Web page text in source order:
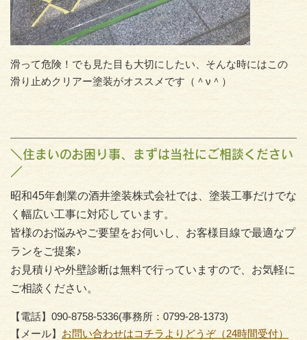
滑って危険！でも見た目も大切にしたい、そんな時にはこの
滑り止めクリアー塗装がオススメです（＾ν＾）
＼住まいのお困り事、まずは当社にご相談ください
／
昭和45年創業の酒井塗装株式会社では、塗装工事だけでな
く幅広い工事に対応しています。
皆様のお悩みやご要望をお伺いし、お客様目線で最適なプ
ランをご提案♪
お見積りや外壁診断は無料で行っていますので、お気軽に
ご相談ください。
【電話】090-8758-5336(事務所：0799-28-1373)
【メール】 お問い合わせはコチラよりどうぞ（24時間受付）